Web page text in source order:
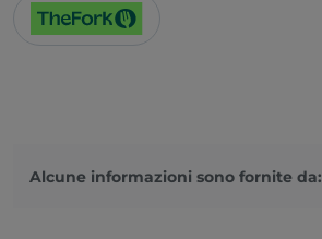
Alcune informazioni sono fornite da: